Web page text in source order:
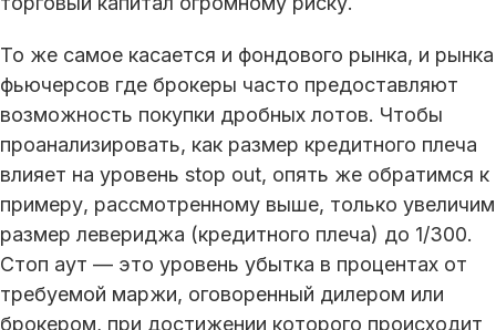
То же самое касается и фондового рынка, и рынка
фьючерсов где брокеры часто предоставляют
возможность покупки дробных лотов. Чтобы
проанализировать, как размер кредитного плеча
влияет на уровень stop out, опять же обратимся к
примеру, рассмотренному выше, только увеличим
размер левериджа (кредитного плеча) до 1/300.
Стоп аут — это уровень убытка в процентах от
требуемой маржи, оговоренный дилером или
брокером, при достижении которого происходит